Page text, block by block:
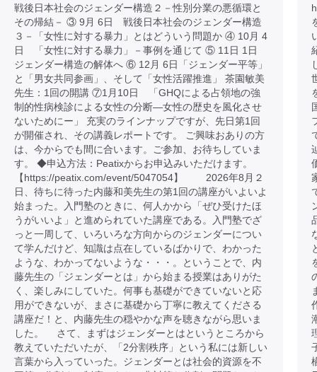
戦後日本社会のジェンダー構造２－性別分業の悪循環と
その帰結－ ③ 9月 6日 戦後日本社会のジェンダー構造
３－「女性に対する暴力」とはどういう問題か ④ 10月 4
日 「女性に対する暴力」－事例を通じて ⑤ 11日 1日
ジェンダー構造の解体へ ⑥ 12月 6日「ジェンダー平等」
と「男女共同参画」、そして「女性活躍推進」 茶園敏美
先生：1回の開講 ⑦1月10日 「GHQによる占領地の強
制的性病検診による女性の分断―女性の歴史を風化させ
ないためにー」 充実のラインナップですが、先日第1回
が開催され、その講義レポートです。 ご興味おありの方
は、今からでも間に合います。ご参加、お待ちしていま
す。 ◆申込方法：Peatixからお申込みいただけます。
【https://peatix.com/event/5047054】 2026年8月２
日、待ちに待った内藤和美先生の第1回の講座がいよいよ
始まった。入門塾のときに、何人かから「ぜひ受けたほ
うがいいよ」と進められていた講座である。入門塾でざ
っと一周して、いろいろな方向からのジェンダーについ
て学んだけど、知識は点在しているばかりで、わかった
ような、わかってないような・・・。ということで、内
藤先生の「ジェンダーとは」から始まる授業はありがた
く、楽しみにしていた。何事も基礎ができていないと応
用ができないが、まさに基礎から丁寧に教えてくださる
講座だ！と、内藤先生の穏やかな声を聴きながら思いま
した。 さて、まずはジェンダーとはというところから
教えていただいたが、「2分割秩序」という私には新しい
言葉から入っていった。ジェンダーとは社会的資源を不